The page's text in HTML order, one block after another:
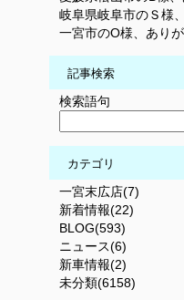
岐阜県岐阜市のＳ様
一宮市のO様、あり
記事検索
検索語句
カテゴリ
一宮末広店(7)
新着情報(22)
BLOG(593)
ニュース(6)
新車情報(2)
未分類(6158)